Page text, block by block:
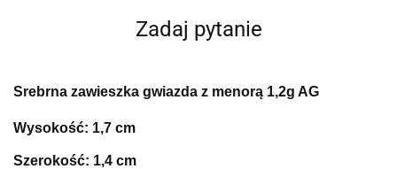
Zadaj pytanie
Srebrna zawieszka gwiazda z menorą 1,2g AG
Wysokość: 1,7 cm
Szerokość: 1,4 cm